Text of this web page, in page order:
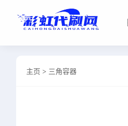
网站首页
主页 > 三角容器